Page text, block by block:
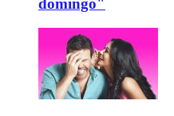
domingo"